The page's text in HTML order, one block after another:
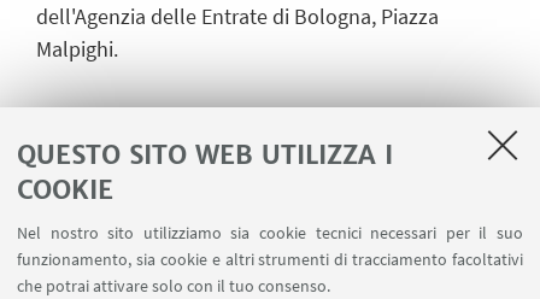
QUESTO SITO WEB UTILIZZA I
COOKIE
Nel nostro sito utilizziamo sia cookie tecnici necessari per il suo
funzionamento, sia cookie e altri strumenti di tracciamento facoltativi
che potrai attivare solo con il tuo consenso.
dell'Agenzia delle Entrate di Bologna, Piazza
Malpighi.
IN EVIDENZA
Vedi il periodico regionale ComunicAzione
(edizione luglio 2021).